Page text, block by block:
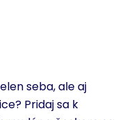
seba, ale aj
Pridaj sa k